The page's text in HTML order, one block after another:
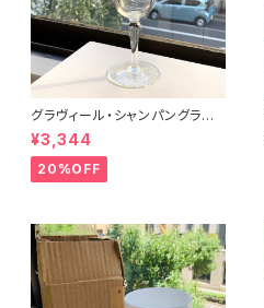
グラヴィール・シャンパングラス・
ワイングラス
¥3,344
20%OFF